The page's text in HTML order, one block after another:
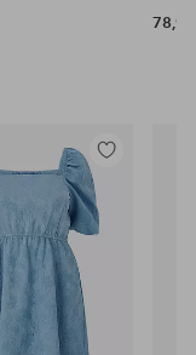
78,99
Toevoegen
aan
favorieten